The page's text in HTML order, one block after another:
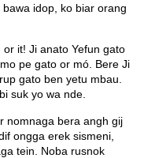
idop, ko biar orang
it! Ji anato Yefun gato
pe gato or mó. Bere Ji
gato ben yetu mbau.
suk yo wa nde.
nomnaga bera angh gij
ongga erek sismeni,
tein. Noba rusnok